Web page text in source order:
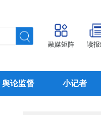
融媒矩阵 读报
舆论监督 小记者